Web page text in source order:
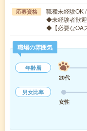
応募資格
職種未経験OK
◆未経験者歓迎
◆【必要なOA
職場の雰囲気
年齢層
20代
男女比率
女性